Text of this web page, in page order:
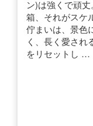
ン)は強くで頑
箱、それがスケ
佇まいは、景色
く、長く愛され
をリセットし …